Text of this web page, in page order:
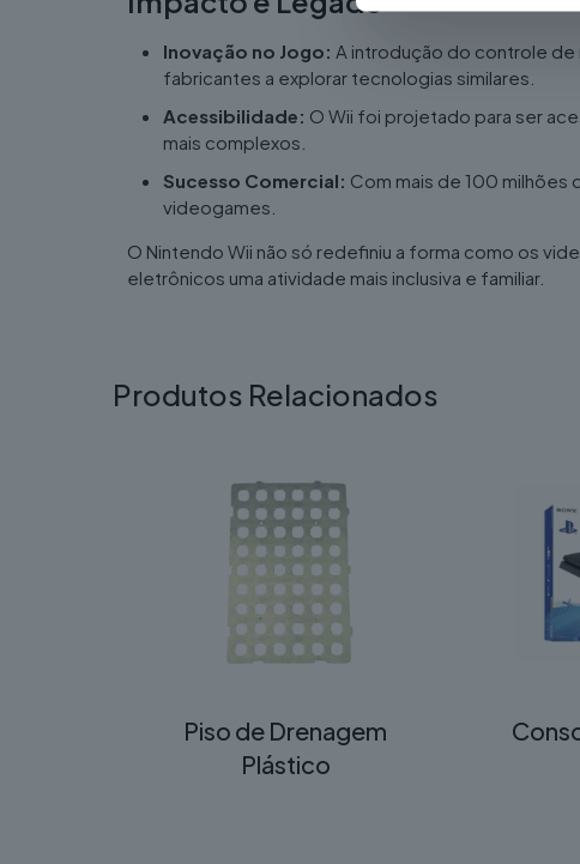
Inovação no Jogo: A introdução do controle de
fabricantes a explorar tecnologias similares.
Acessibilidade: O Wii foi projetado para ser
mais complexos.
Sucesso Comercial: Com mais de 100 milhões
videogames.
O Nintendo Wii não só redefiniu a forma como os
eletrônicos uma atividade mais inclusiva e familiar.
Produtos Relacionados
Piso de Drenagem
Plástico